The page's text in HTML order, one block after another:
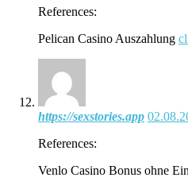
References:
Pelican Casino Auszahlung
https://sexstories.app
References:
Venlo Casino Bonus ohne